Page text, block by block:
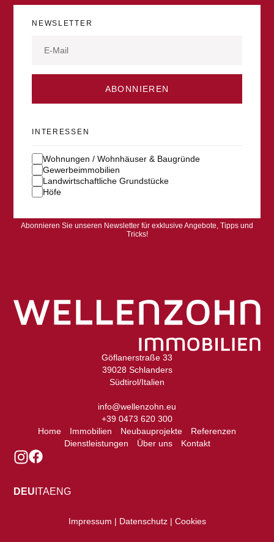
NEWSLETTER
ABONNIEREN
INTERESSEN
Wohnungen / Wohnhäuser & Baugründe
Gewerbeimmobilien
Landwirtschaftliche Grundstücke
Höfe
Abonnieren Sie unseren Newsletter für exklusive Angebote, Tipps und
Tricks!
DEU ITAENG
Impressum | Datenschutz | Cookies
Home Immobilien Neubauprojekte
Referenzen
Dienstleistungen
Über uns Kontakt
Göflanerstraße 33
39028 Schlanders
Südtirol/Italien
info@wellenzohn.eu
+39 0473 620 300